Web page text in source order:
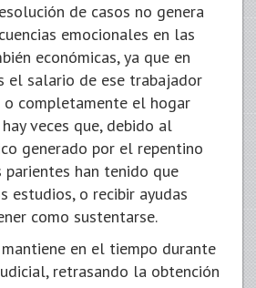
de casos no genera
emocionales en las
económicas, ya que en
el salario de ese trabajador
o completamente el hogar
veces que, debido al
generado por el repentino
han tenido que
estudios, o recibir ayudas
como sustentarse.
en el tiempo durante
retrasando la obtención